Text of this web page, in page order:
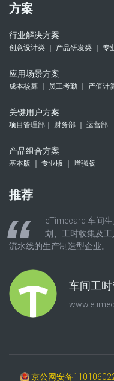
方案
行业解决方案
创意设计类 ｜ 产品研发类 ｜ 专
应用场景方案
成本核算 ｜ 员工考勤 ｜ 产值计
关键用户方案
项目管理部｜ 财务部 ｜ 运营部
产品组合方案
基本版 ｜ 专业版 ｜ 增强版
推荐
eTimecard 车间
划、工时收集及
流水线的生产制造型企业。
车间工
京公网安备